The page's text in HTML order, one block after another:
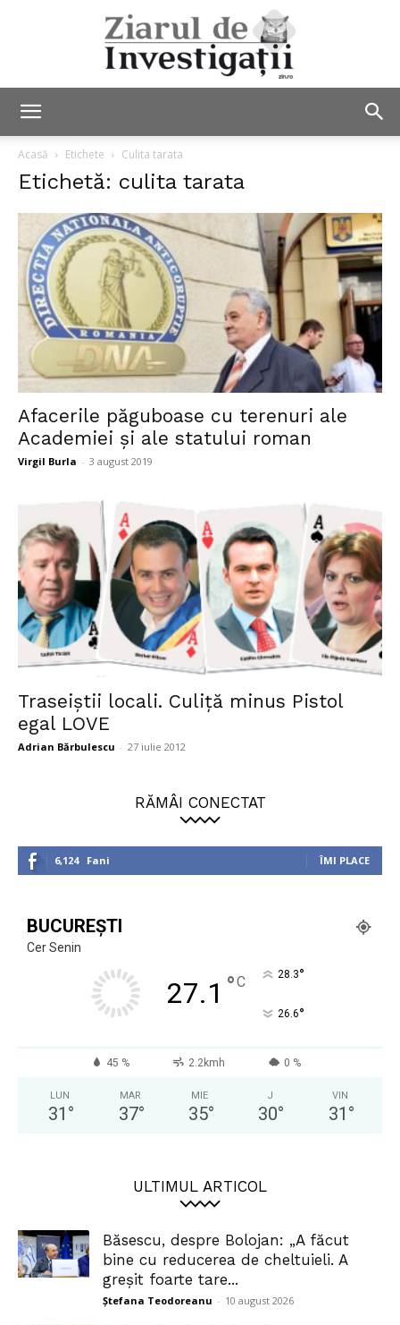
Investigații
Acasă Etichete Culita tarata
Etichetă: culita tarata
Afacerile păguboase cu terenuri ale
Academiei şi ale statului roman
Virgil Burla - 3 august 2019
Traseiştii locali. Culiţă minus Pistol
egal LOVE
Adrian Bărbulescu - 27 iulie 2012
RĂMÂI CONECTAT
6,124 Fani ÎMI PLACE
BUCUREȘTI
Cer Senin
27.1 °C 28.3°
26.6°
45 % 2.2kmh 0 %
LUN
31 °
MAR
37°
MIE
35°
J
30°
VIN
31 °
ULTIMUL ARTICOL
Băsescu, despre Bolojan: „A făcut
bine cu reducerea de cheltuieli. A
greșit foarte tare...
Ștefana Teodoreanu - 10 august 2026